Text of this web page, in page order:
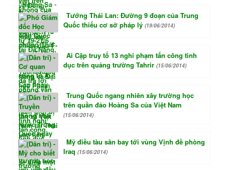
Tướng Thái Lan: Đường 9 đoạn của Trung
Quốc thiếu cơ sở pháp lý (19/06/2014)
Ai Cập truy tố 13 nghi phạm tấn công tình
dục trên quảng trường Tahrir (15/06/2014)
Trung Quốc ngang nhiên xây trường học
trên quần đảo Hoàng Sa của Việt Nam
(15/06/2014)
Mỹ điều tàu sân bay tới vùng Vịnh đề phòng
Iraq (15/06/2014)